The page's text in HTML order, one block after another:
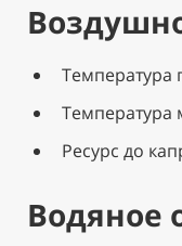
Температура
Температура
Ресурс до
Водяное